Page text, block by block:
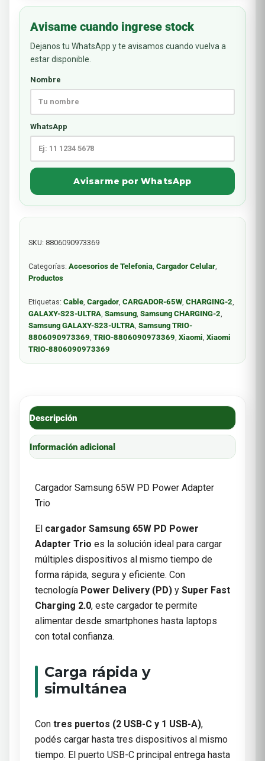
Avisame cuando ingrese stock
Dejanos tu WhatsApp y te avisamos cuando vuelva a
estar disponible.
Nombre
WhatsApp
Avisarme por WhatsApp
SKU: 8806090973369
Categorías: Accesorios de Telefonia, Cargador Celular,
Productos
Etiquetas: Cable, Cargador, CARGADOR-65W, CHARGING-2,
GALAXY-S23-ULTRA, Samsung, Samsung CHARGING-2,
Samsung GALAXY-S23-ULTRA, Samsung TRIO-
8806090973369, TRIO-8806090973369, Xiaomi, Xiaomi
TRIO-8806090973369
Descripción
Información adicional
Cargador Samsung 65W PD Power Adapter
Trio
El cargador Samsung 65W PD Power
Adapter Trio es la solución ideal para cargar
múltiples dispositivos al mismo tiempo de
forma rápida, segura y eficiente. Con
tecnología Power Delivery (PD) y Super Fast
Charging 2.0, este cargador te permite
alimentar desde smartphones hasta laptops
con total confianza.
Carga rápida y
simultánea
Con tres puertos (2 USB-C y 1 USB-A),
podés cargar hasta tres dispositivos al mismo
tiempo. El puerto USB-C principal entrega hasta